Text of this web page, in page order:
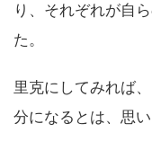
り、それぞれが自
た。
里克にしてみれば
分になるとは、思